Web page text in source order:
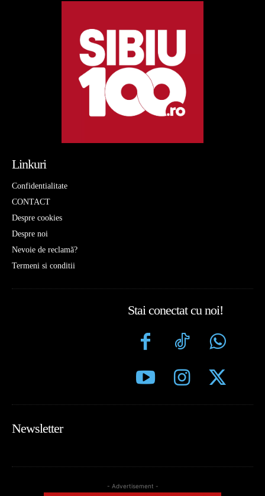
Linkuri
Confidentialitate
CONTACT
Despre cookies
Despre noi
Nevoie de reclamă?
Termeni si conditii
Stai conectat cu noi!
Newsletter
- Advertisement -